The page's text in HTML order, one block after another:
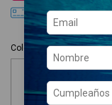
3cuotas sin
Colores disponibles: